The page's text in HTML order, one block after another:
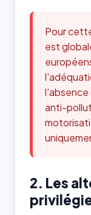
Pour
est
l'absence
anti-
2. Les